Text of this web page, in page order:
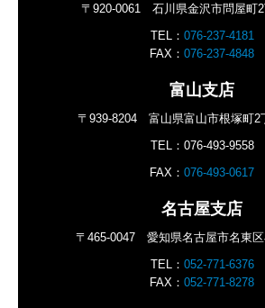
〒920-0061 石川県金沢市問屋町
TEL： 076-237-4181
FAX： 076-237-4848
富山支店
〒939-8204 富山県富山市根塚町2
TEL： 076-493-9558
FAX： 076-493-0617
名古屋支店
〒465-0047 愛知県名古屋市名東
TEL： 052-771-6376
FAX： 052-771-8278